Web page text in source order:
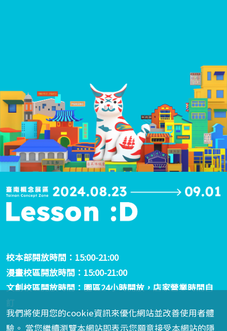
校本部開放時間：15:00-21:00
漫畫校區開放時間：15:00-21:00
文創校區開放時間：園區24小時開放，店家營業時間自
訂
我們將使用您的cookie資訊來優化網站並改善使用者體
驗。 當您繼續瀏覽本網站即表示您願意接受本網站的隱